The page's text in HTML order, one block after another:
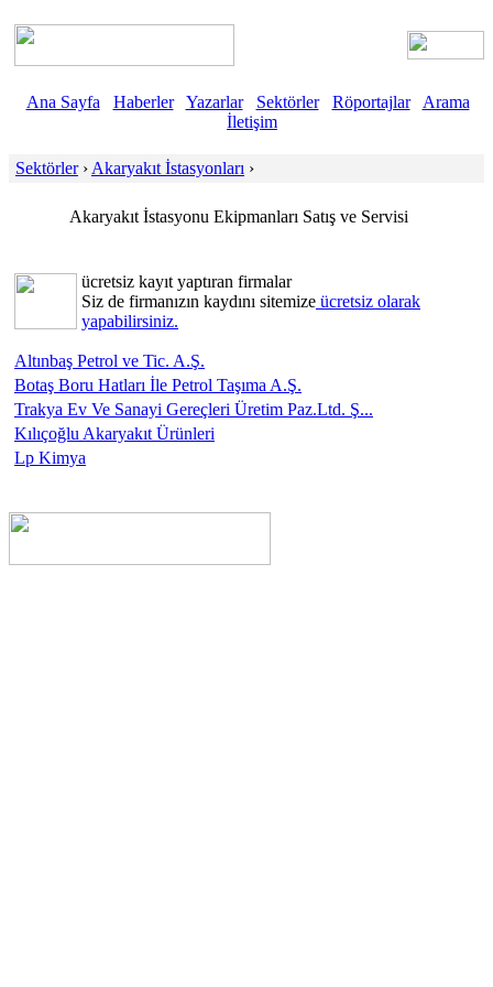
Ana Sayfa Haberler Yazarlar Sektörler Röportajlar
Arama
İletişim
Sektörler› Akaryakıt İstasyonları ›
Akaryakıt İstasyonu Ekipmanları Satış ve Servisi
ücretsiz kayıt yaptıran firmalar
Siz de firmanızın kaydını sitemize ücretsiz olarak
yapabilirsiniz.
Altınbaş Petrol ve Tic. A.Ş.
Botaş Boru Hatları İle Petrol Taşıma A.Ş.
Trakya Ev Ve Sanayi Gereçleri Üretim Paz.Ltd. Ş...
Kılıçoğlu Akaryakıt Ürünleri
Lp Kimya